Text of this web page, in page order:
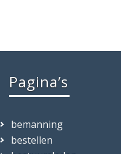
Pagina’s
bemanning
bestellen